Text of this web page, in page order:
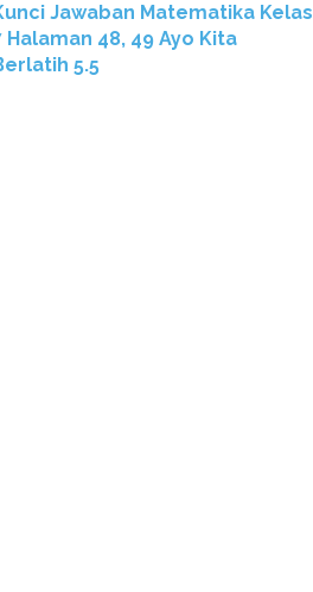
Jawaban Matematika Kelas
Halaman 48, 49 Ayo Kita
5.5